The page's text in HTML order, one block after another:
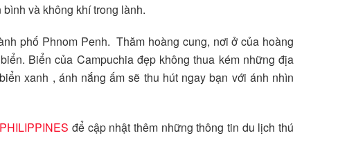
và không khí trong lành.
phố Phnom Penh. Thăm hoàng cung, nơi ở của hoàng
Biển của Campuchia đẹp không thua kém những địa
xanh , ánh nắng ấm sẽ thu hút ngay bạn với ánh nhìn
để cập nhật thêm những thông tin du lịch thú